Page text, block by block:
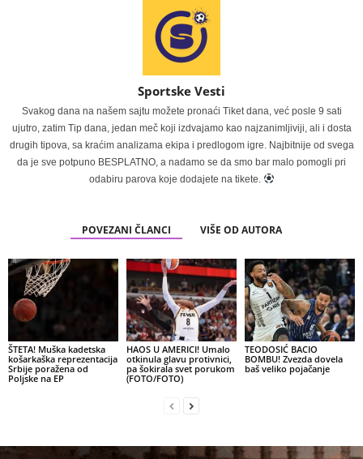
Sportske Vesti
Svakog dana na našem sajtu možete pronaći Tiket dana, već posle 9 sati
ujutro, zatim Tip dana, jedan meč koji izdvajamo kao najzanimljiviji, ali i dosta
drugih tipova, sa kraćim analizama ekipa i predlogom igre. Najbitnije od svega
da je sve potpuno BESPLATNO, a nadamo se da smo bar malo pomogli pri
odabiru parova koje dodajete na tikete.
POVEZANI ČLANCI VIŠE OD AUTORA
ŠTETA! Muška kadetska
košarkaška reprezentacija
Srbije poražena od
Poljske na EP
HAOS U AMERICI! Umalo
otkinula glavu protivnici,
pa šokirala svet porukom
(FOTO/FOTO)
TEODOSIĆ BACIO
BOMBU! Zvezda dovela
baš veliko pojačanje